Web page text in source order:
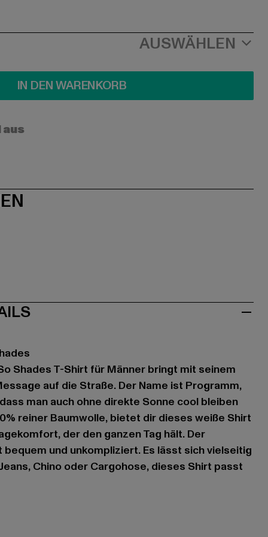
AUSWÄHLEN
IN DEN WARENKORB
Shades T-Shirt für Männer bringt mit seinem
auf die Straße. Der Name ist Programm,
man auch ohne direkte Sonne cool bleiben
reiner Baumwolle, bietet dir dieses weiße Shirt
der den ganzen Tag hält. Der
und unkompliziert. Es lässt sich vielseitig
Chino oder Cargohose, dieses Shirt passt